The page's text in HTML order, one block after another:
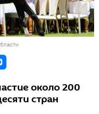
около 200
стран